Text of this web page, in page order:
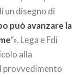
un disegno di
può avanzare la
“». Lega e Fdi
alla
provvedimento